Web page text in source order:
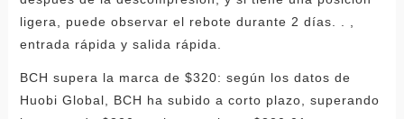
ligera, puede observar el rebote durante 2 días. . ,
entrada rápida y salida rápida.
BCH supera la marca de $320: según los datos de
Huobi Global, BCH ha subido a corto plazo, superando